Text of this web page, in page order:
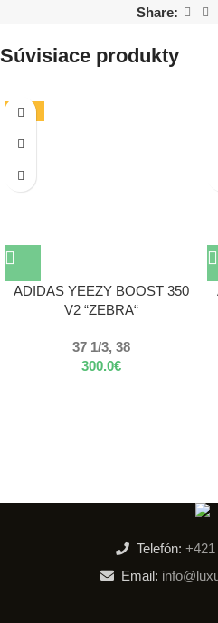
Share:
Súvisiace produkty
-19%
ADIDAS YEEZY BOOST 350
V2 “ZEBRA“
37 1/3, 38
300.0€
Telefón: +421
Email: